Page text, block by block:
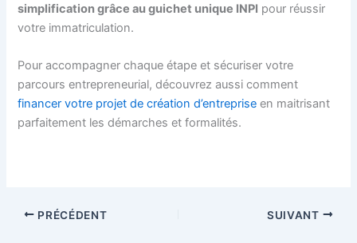
simplification grâce au guichet unique INPI pour réussir
votre immatriculation.
Pour accompagner chaque étape et sécuriser votre
parcours entrepreneurial, découvrez aussi comment
financer votre projet de création d’entreprise en maitrisant
parfaitement les démarches et formalités.
PRÉCÉDENT SUIVANT